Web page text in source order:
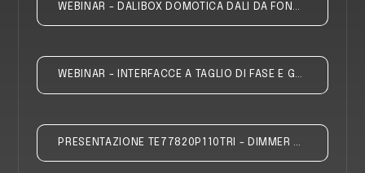
WEBINAR - DALIBOX DOMOTICA DALI DA FONDO SCATOLA
WEBINAR - INTERFACCE A TAGLIO DI FASE E GESTIONE DALI
PRESENTAZIONE TE77820P110TRI - DIMMER A TAGLIO DI FASE UNIVERSALE STRIP LED 230VAC